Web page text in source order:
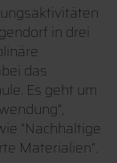
in drei
das
Es geht um
“Nachhaltige
Materialien“.